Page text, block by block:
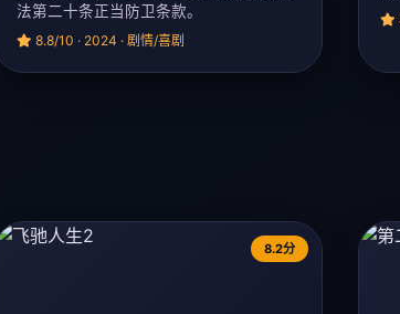
法第二十条正当防卫条款。
8.8/10 · 2024 · 剧情/喜剧
8.2分